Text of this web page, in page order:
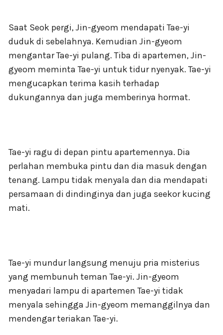
Saat Seok pergi, Jin-gyeom mendapati Tae-yi
duduk di sebelahnya. Kemudian Jin-gyeom
mengantar Tae-yi pulang. Tiba di apartemen, Jin-
gyeom meminta Tae-yi untuk tidur nyenyak. Tae-yi
mengucapkan terima kasih terhadap
dukungannya dan juga memberinya hormat.
Tae-yi ragu di depan pintu apartemennya. Dia
perlahan membuka pintu dan dia masuk dengan
tenang. Lampu tidak menyala dan dia mendapati
persamaan di dindinginya dan juga seekor kucing
mati.
Tae-yi mundur langsung menuju pria misterius
yang membunuh teman Tae-yi. Jin-gyeom
menyadari lampu di apartemen Tae-yi tidak
menyala sehingga Jin-gyeom memanggilnya dan
mendengar teriakan Tae-yi.